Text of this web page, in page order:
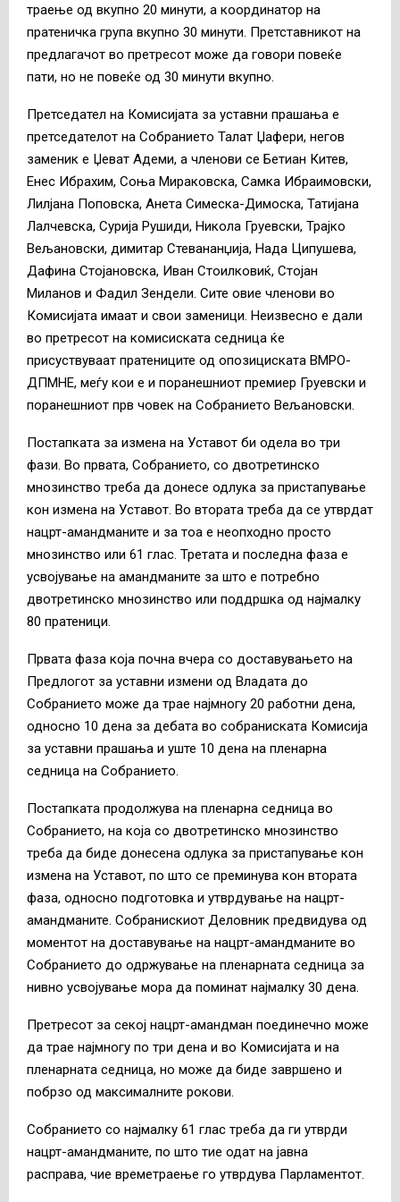
траење од вкупно 20 минути, а координатор на
пратеничка група вкупно 30 минути. Претставникот на
предлагачот во претресот може да говори повеќе
пати, но не повеќе од 30 минути вкупно.
Претседател на Комисијата за уставни прашања е
претседателот на Собранието Талат Џафери, негов
заменик е Џеват Адеми, а членови се Бетиан Китев,
Енес Ибрахим, Соња Мираковска, Самка Ибраимовски,
Лилјана Поповска, Анета Симеска-Димоска, Татијана
Лалчевска, Сурија Рушиди, Никола Груевски, Трајко
Вељановски, димитар Стевананџија, Нада Ципушева,
Дафина Стојановска, Иван Стоилковиќ, Стојан
Миланов и Фадил Зендели. Сите овие членови во
Комисијата имаат и свои заменици. Неизвесно е дали
во претресот на комисиската седница ќе
присуствуваат пратениците од опозициската ВМРО-
ДПМНЕ, меѓу кои е и поранешниот премиер Груевски и
поранешниот прв човек на Собранието Вељановски.
Постапката за измена на Уставот би одела во три
фази. Во првата, Собранието, со двотретинско
мнозинство треба да донесе одлука за пристапување
кон измена на Уставот. Во втората треба да се утврдат
нацрт-амандманите и за тоа е неопходно просто
мнозинство или 61 глас. Третата и последна фаза е
усвојување на амандманите за што е потребно
двотретинско мнозинство или поддршка од најмалку
80 пратеници.
Првата фаза која почна вчера со доставувањето на
Предлогот за уставни измени од Владата до
Собранието може да трае најмногу 20 работни дена,
односно 10 дена за дебата во собраниската Комисија
за уставни прашања и уште 10 дена на пленарна
седница на Собранието.
Постапката продолжува на пленарна седница во
Собранието, на која со двотретинско мнозинство
треба да биде донесена одлука за пристапување кон
измена на Уставот, по што се преминува кон втората
фаза, односно подготовка и утврдување на нацрт-
амандманите. Собранискиот Деловник предвидува од
моментот на доставување на нацрт-амандманите во
Собранието до одржување на пленарната седница за
нивно усвојување мора да поминат најмалку 30 дена.
Претресот за секој нацрт-амандман поединечно може
да трае најмногу по три дена и во Комисијата и на
пленарната седница, но може да биде завршено и
побрзо од максималните рокови.
Собранието со најмалку 61 глас треба да ги утврди
нацрт-амандманите, по што тие одат на јавна
расправа, чие времетраење го утврдува Парламентот.